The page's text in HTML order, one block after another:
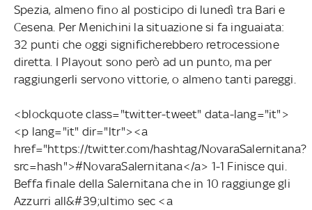
Spezia, almeno fino al posticipo di lunedì tra Bari e
Cesena. Per Menichini la situazione si fa inguaiata:
32 punti che oggi significherebbero retrocessione
diretta. I Playout sono però ad un punto, ma per
raggiungerli servono vittorie, o almeno tanti pareggi.
<blockquote class="twitter-tweet" data-lang="it">
<p lang="it" dir="ltr"><a
href="https://twitter.com/hashtag/NovaraSalernitana?
src=hash">#NovaraSalernitana</a> 1-1 Finisce qui.
Beffa finale della Salernitana che in 10 raggiunge gli
Azzurri all&#39;ultimo sec <a